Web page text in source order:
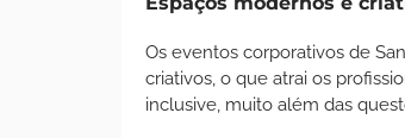
Os eventos corporativos de
criativos, o que atrai os
inclusive, muito além das